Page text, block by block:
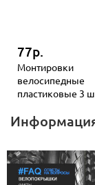
77р.
Монтировки
велосипедные
пластиковые 3